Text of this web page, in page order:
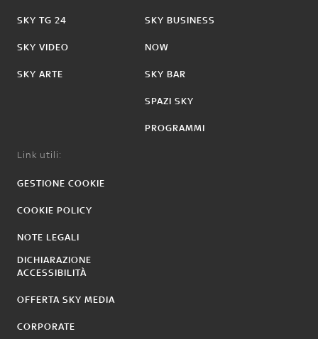
SKY TG 24
SKY VIDEO
SKY ARTE
SKY BUSINESS
NOW
SKY BAR
SPAZI SKY
PROGRAMMI
Link utili:
GESTIONE COOKIE
COOKIE POLICY
NOTE LEGALI
DICHIARAZIONE
ACCESSIBILITÀ
OFFERTA SKY MEDIA
CORPORATE